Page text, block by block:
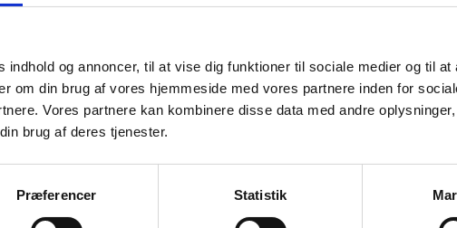
og annoncer, til at vise dig funktioner til sociale medier og til at
om din brug af vores hjemmeside med vores partnere inden for
Vores partnere kan kombinere disse data med andre
brug af deres tjenester.
Præferencer Statistik
lofter, bjælker m.v.
udføres
og kontrolmålinger,
alt skimmelsvamp er
fjernet.
opsætning af affugtere til alle formål
affugtes korrekt, i forhold til skadens
omfang, antal kubikmeter m.v.